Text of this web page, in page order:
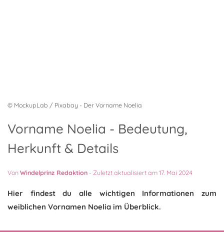
© MockupLab / Pixabay - Der Vorname Noelia
Vorname Noelia - Bedeutung,
Herkunft & Details
VonWindelprinz Redaktion - Zuletzt aktualisiert am 17. Mai 2024
Hier findest du alle wichtigen Informationen zum
weiblichen Vornamen Noelia im Überblick.